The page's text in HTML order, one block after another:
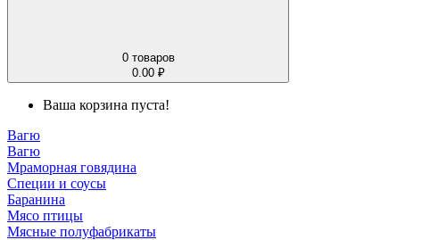
0 товаров
0.00 ₽
Ваша корзина пуста!
Вагю
Вагю
Мраморная говядина
Специи и соусы
Баранина
Мясо птицы
Мясные полуфабрикаты